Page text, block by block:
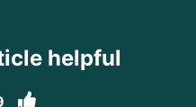
helpful?